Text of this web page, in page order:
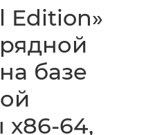
Edition»
базе
х86-64,